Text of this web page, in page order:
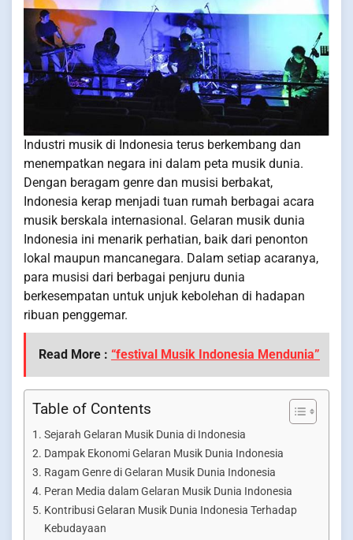
Industri musik di Indonesia terus berkembang dan
menempatkan negara ini dalam peta musik dunia.
Dengan beragam genre dan musisi berbakat,
Indonesia kerap menjadi tuan rumah berbagai acara
musik berskala internasional. Gelaran musik dunia
Indonesia ini menarik perhatian, baik dari penonton
lokal maupun mancanegara. Dalam setiap acaranya,
para musisi dari berbagai penjuru dunia
berkesempatan untuk unjuk kebolehan di hadapan
ribuan penggemar.
Read More : “festival Musik Indonesia Mendunia”
Table of Contents
Sejarah Gelaran Musik Dunia di Indonesia
Dampak Ekonomi Gelaran Musik Dunia Indonesia
Ragam Genre di Gelaran Musik Dunia Indonesia
Peran Media dalam Gelaran Musik Dunia Indonesia
Kontribusi Gelaran Musik Dunia Indonesia Terhadap
Kebudayaan